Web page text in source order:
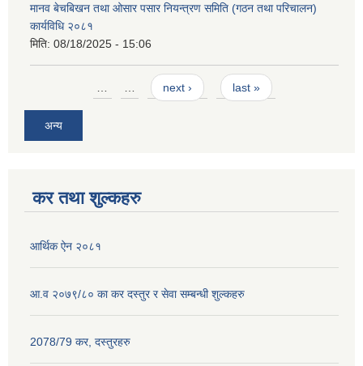
मानव बेचबिखन तथा ओसार पसार नियन्त्रण समिति (गठन तथा परिचालन)
कार्यविधि २०८१
मिति: 08/18/2025 - 15:06
… … next › last »
अन्य
कर तथा शुल्कहरु
आर्थिक ऐन २०८१
आ.व २०७९/८० का कर दस्तुर र सेवा सम्बन्धी शुल्कहरु
2078/79 कर, दस्तुरहरु